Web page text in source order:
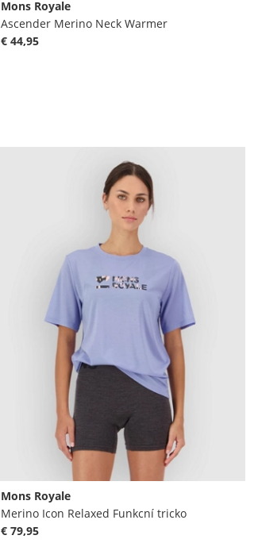
Mons Royale
Ascender Merino Neck Warmer
€ 44,95
Mons Royale
Merino Icon Relaxed Funkcní tricko
€ 79,95